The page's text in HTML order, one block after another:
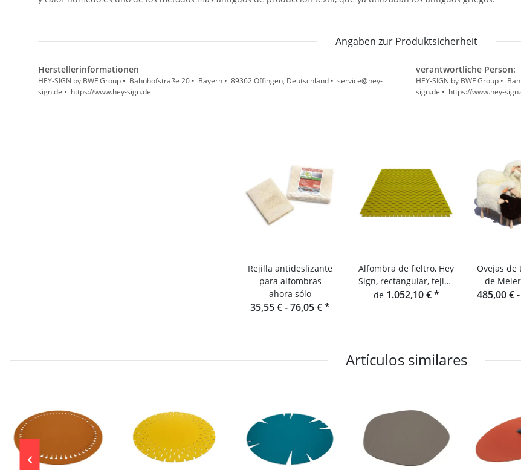
Angaben zur Produktsicherheit
Herstellerinformationen
HEY-SIGN by BWF Group • Bahnhofstraße 20 • Bayern • 89362 Offingen, Deutschland • service@hey-
sign.de • https://www.hey-sign.de
verantwortliche Person:
HEY-SIGN by BWF Group •
sign.de • https://www.hey-
Rejilla antideslizante
para alfombras
ahora sólo
35,55 € -76,05 €*
Alfombra de fieltro, Hey
Sign, rectangular, tejido
de alfombra 5,
de 1.052,10 €*
Ovejas de
de
485,00 € -
Artículos similares